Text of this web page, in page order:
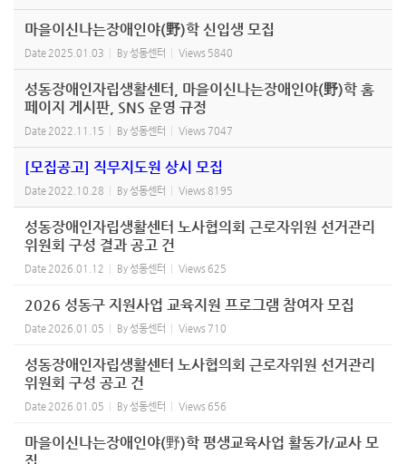
마을이신나는장애인야(野)학 신입생 모집
Date 2025.01.03 By성동센터 Views 5840
성동장애인자립생활센터, 마을이신나는장애인야(野)학 홈
페이지 게시판, SNS 운영 규정
Date 2022.11.15 By성동센터 Views 7047
[모집공고] 직무지도원 상시 모집
Date 2022.10.28 By성동센터 Views 8195
성동장애인자립생활센터 노사협의회 근로자위원 선거관리
위원회 구성 결과 공고 건
Date 2026.01.12 By성동센터 Views 625
2026 성동구 지원사업 교육지원 프로그램 참여자 모집
Date 2026.01.05 By성동센터 Views 710
성동장애인자립생활센터 노사협의회 근로자위원 선거관리
위원회 구성 공고 건
Date 2026.01.05 By성동센터 Views 656
마을이신나는장애인야(野)학 평생교육사업 활동가/교사 모